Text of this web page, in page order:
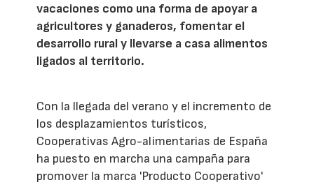
vacaciones como una forma de apoyar a
agricultores y ganaderos, fomentar el
desarrollo rural y llevarse a casa alimentos
ligados al territorio.
Con la llegada del verano y el incremento de
los desplazamientos turísticos,
Cooperativas Agro-alimentarias de España
ha puesto en marcha una campaña para
promover la marca 'Producto Cooperativo'